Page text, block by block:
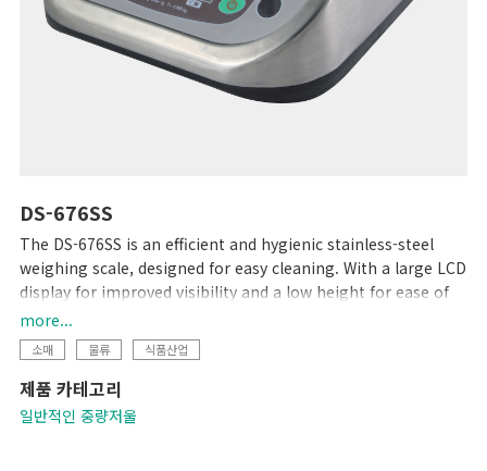
DS-676SS
The DS-676SS is an efficient and hygienic stainless-steel
weighing scale, designed for easy cleaning. With a large LCD
display for improved visibility and a low height for ease of
loading and unloading, this scale is ideal for any
professional setting.
more...
소매 물류 식품산업
제품 카테고리
일반적인 중량저울